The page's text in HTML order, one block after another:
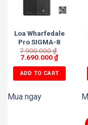
Loa Wharfedale
Pro SIGMA-8
7.900.000₫
7.690.000₫
ADD TO CART
Mua ngay